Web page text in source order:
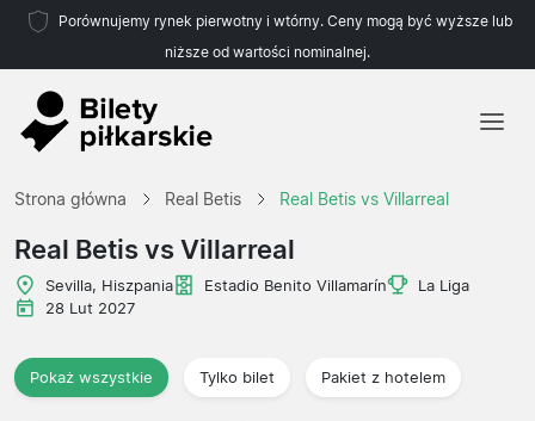
Porównujemy rynek pierwotny i wtórny. Ceny mogą być wyższe lub
niższe od wartości nominalnej.
Strona główna Real Betis Real Betis vs Villarreal
Real Betis vs Villarreal
Sevilla, Hiszpania Estadio Benito Villamarín
La Liga
28 Lut 2027
Pokaż wszystkie Tylko bilet Pakiet z hotelem